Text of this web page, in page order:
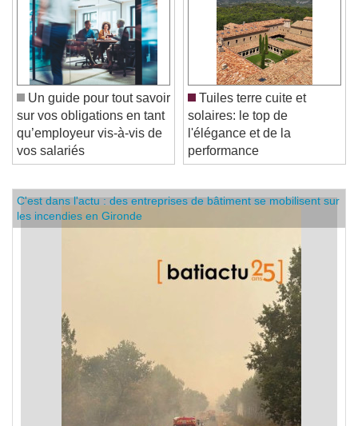
Un guide pour tout savoir
sur vos obligations en tant
qu’employeur vis-à-vis de
vos salariés
Tuiles terre cuite et
solaires: le top de
l'élégance et de la
performance
C'est dans l'actu : des entreprises de bâtiment se mobilisent sur
les incendies en Gironde